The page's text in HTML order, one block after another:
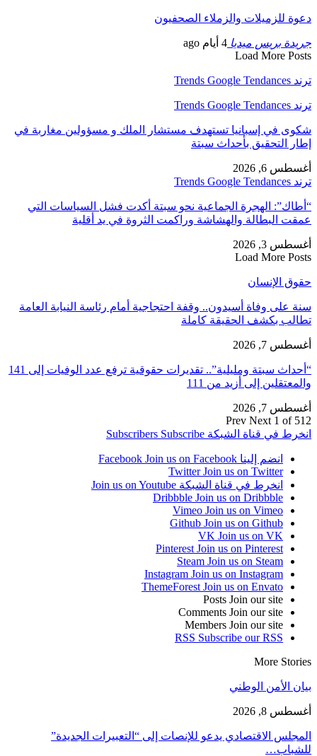
دعوة للزميلات والزملاء الصحفيون
جريدة بريس ميديا 4 أيام ago
Load More Posts
ترند Trends Google Tendances
ترند Trends Google Tendances
شكوى في إسبانيا تستهدف مستشار الملك و مسؤولين مغاربة في
إطار التحقيق بأحداث سبتة
أغسطس 6, 2026
ترند Trends Google Tendances
“أطاك”: الهجرة الجماعية نحو سبتة أكدت فشل السياسات التي
عمقت البطالة والهشاشة وراكمت الثروة في يد أقلية
أغسطس 3, 2026
Load More Posts
حقوق الإنسان
سنة على وفاة أسيدون.. وقفة احتجاجية أمام رئاسة النيابة العامة
تطالب بكشف الحقيقة كاملة
أغسطس 7, 2026
“أحداث سبتة ومليلية”.. تقديرات حقوقية ترفع عدد الوفيات إلى 141
والمعتقلين إلى أزيد من 111
أغسطس 7, 2026
Prev Next 1 of 512
انخرط في قناة الشبكة
Subscribers Subscribe
انضم إلينا Facebook Join us on Facebook
Twitter Join us on Twitter
انخرط في قناة الشبكة Join us on Youtube
Dribbble Join us on Dribbble
Vimeo Join us on Vimeo
Github Join us on Github
VK Join us on VK
Pinterest Join us on Pinterest
Steam Join us on Steam
Instagram Join us on Instagram
ThemeForest Join us on Envato
Posts Join our site
Comments Join our site
Members Join our site
RSS Subscribe our RSS
More Stories
بيان الأمن الوطني
أغسطس 8, 2026
المجلس الاقتصادي يدعو للإنصات إلى “التعبيرات الجديدة”
للشباب…